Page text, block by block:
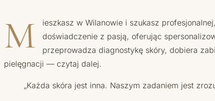
M
ieszkasz w Wilanowie i szukasz
doświadczenie z pasją, oferując
przeprowadza diagnostykę skóry, dobiera
pielęgnacji — czytaj dalej.
„Każda skóra jest inna. Naszym zadaniem jest